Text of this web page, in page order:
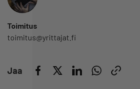
Toimitus
toimitus@yrittajat.fi
Jaa